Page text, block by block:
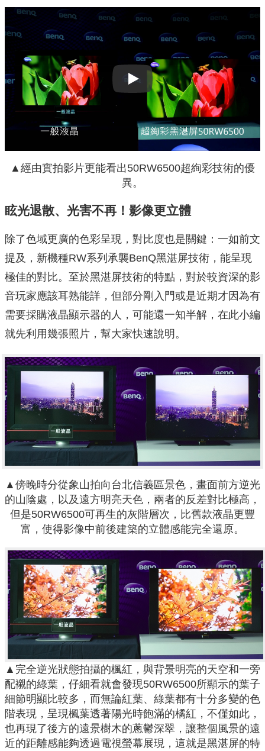
Play
▲經由實拍影片更能看出50RW6500超絢彩技術的優
異。
眩光退散、光害不再！影像更立體
除了色域更廣的色彩呈現，對比度也是關鍵：一如前文
提及，新機種RW系列承襲BenQ黑湛屏技術，能呈現
極佳的對比。至於黑湛屏技術的特點，對於較資深的影
音玩家應該耳熟能詳，但部分剛入門或是近期才因為有
需要採購液晶顯示器的人，可能還一知半解，在此小編
就先利用幾張照片，幫大家快速說明。
▲傍晚時分從象山拍向台北信義區景色，畫面前方逆光
的山陰處，以及遠方明亮天色，兩者的反差對比極高，
但是50RW6500可再生的灰階層次，比舊款液晶更豐
富，使得影像中前後建築的立體感能完全還原。
▲完全逆光狀態拍攝的楓紅，與背景明亮的天空和一旁
配襯的綠葉，仔細看就會發現50RW6500所顯示的葉子
細節明顯比較多，而無論紅葉、綠葉都有十分多變的色
階表現，呈現楓葉透著陽光時飽滿的橘紅，不僅如此，
也再現了後方的遠景樹木的蔥鬱深翠，讓整個風景的遠
近的距離感能夠透過電視螢幕展現，這就是黑湛屏的特